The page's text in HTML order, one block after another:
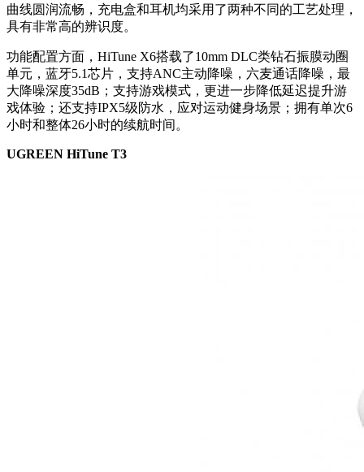
曲线圆润流畅，充电盒和耳机均采用了两种不同的工艺处理，
具有非常高的辨识度。
功能配置方面，HiTune X6搭载了10mm DLC类钻石振膜动圈
单元，蓝牙5.1芯片，支持ANC主动降噪，六麦通话降噪，最
大降噪深度35dB；支持游戏模式，更进一步降低延迟提升游
戏体验；还支持IPX5级防水，应对运动健身场景；拥有单次6
小时和整体26小时的续航时间。
UGREEN HiTune T3